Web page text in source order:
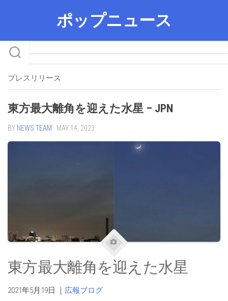
ポップニュース
プレスリリース
東方最大離角を迎えた水星 – JPN
BY NEWS TEAM · MAY 14, 2023
東方最大離角を迎えた水星
2021年5月19日 ｜ 広報ブログ